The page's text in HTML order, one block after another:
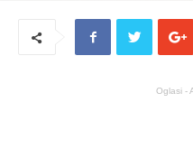
Oglasi -